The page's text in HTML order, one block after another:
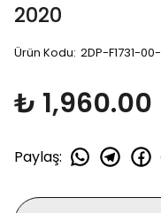
2020
Ürün Kodu: 2DP-F1731-00-
₺ 1,960.00
Paylaş: